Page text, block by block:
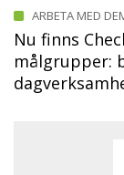
ARBETA MED
Nu finns
målgrupper: